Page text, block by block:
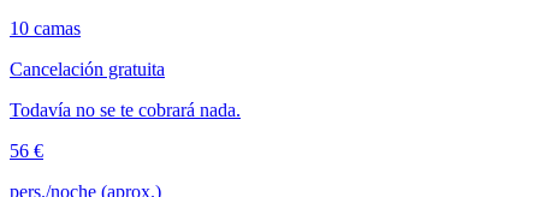
10 camas
Cancelación gratuita
Todavía no se te cobrará nada.
56 €
pers./noche (aprox.)